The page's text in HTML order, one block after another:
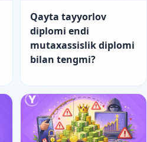
Qayta tayyorlov
diplomi endi
mutaxassislik diplomi
bilan tengmi?